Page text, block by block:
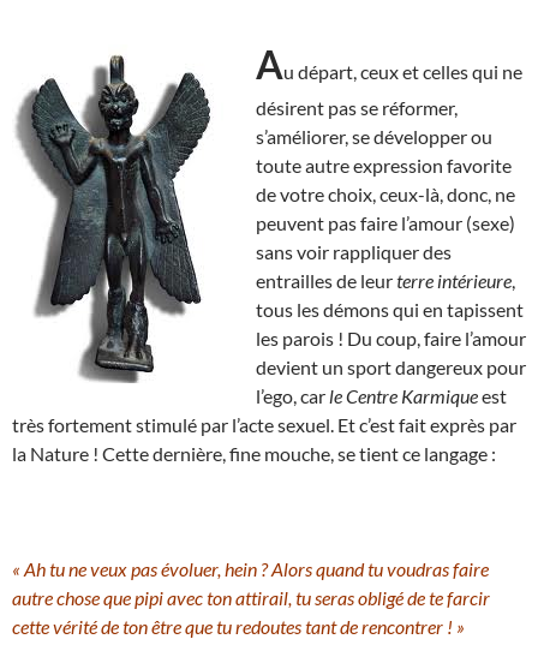
Au départ, ceux et celles qui ne
désirent pas se réformer,
s’améliorer, se développer ou
toute autre expression favorite
de votre choix, ceux-là, donc, ne
peuvent pas faire l’amour (sexe)
sans voir rappliquer des
entrailles de leurterre intérieure
tous les démons qui en tapissent
les parois ! Du coup, faire l’amour
devient un sport dangereux pour
l’ego, car le Centre Karmiqueest
très fortement stimulé par l’acte sexuel. Et c’est fait exprès par
la Nature ! Cette dernière, fine mouche, se tient ce langage :
« Ah tu ne veux pas évoluer, hein ? Alors quand tu voudras faire
autre chose que pipi avec ton attirail, tu seras obligé de te farcir
cette vérité de ton être que tu redoutes tant de rencontrer ! »